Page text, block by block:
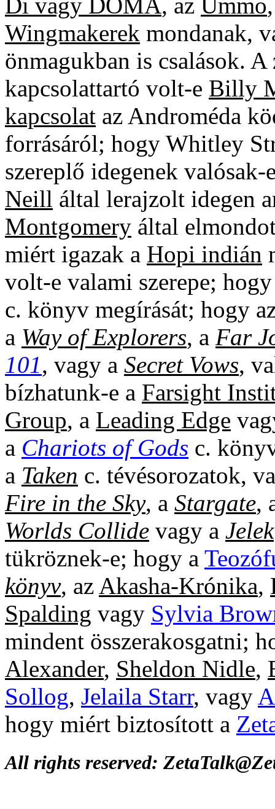
Wingmakerek mondanak,
önmagukban is csalások.
kapcsolattartó volt-e Billy
kapcsolat az Androméda
forrásáról; hogy Whitley
szereplő idegenek
Neill által lerajzolt idegen
Montgomery által
miért igazak a Hopi indián
volt-e valami szerepe;
c. könyv megírását; hogy
a Way of Explorers, a Far
101, vagy a Secret Vows,
bízhatunk-e a Farsight
Group, a Leading Edge
a Chariots of Gods c.
a Taken c. tévésorozatok,
Fire in the Sky, a Stargate,
Worlds Collide vagy a Jelek
tükröznek-e; hogy a
könyv, az Akasha-Krónika,
Spalding vagy Sylvia
mindent összerakosgatni;
Alexander, Sheldon Nidle,
Sollog, Jelaila Starr, vagy
hogy miért biztosított a
All rights reserved: